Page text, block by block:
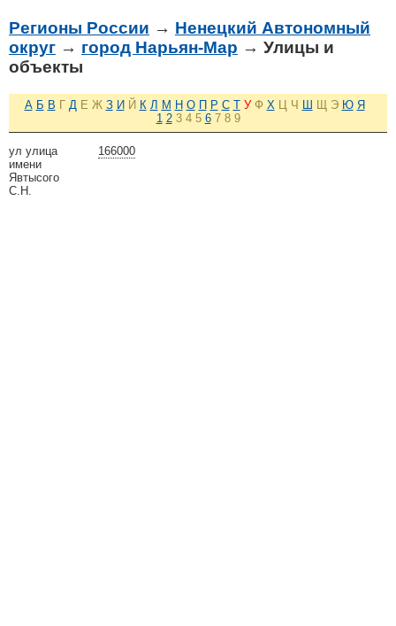
Регионы России → Ненецкий Автономный
округ → город Нарьян-Мар → Улицы и
объекты
А Б В Г Д Е Ж З И Й К Л М Н О П Р С Т У Ф Х Ц Ч Ш Щ Э Ю Я
1 2 3 4 5 6 7 8 9
166000
ул улица
имени
Явтысого
С.Н.